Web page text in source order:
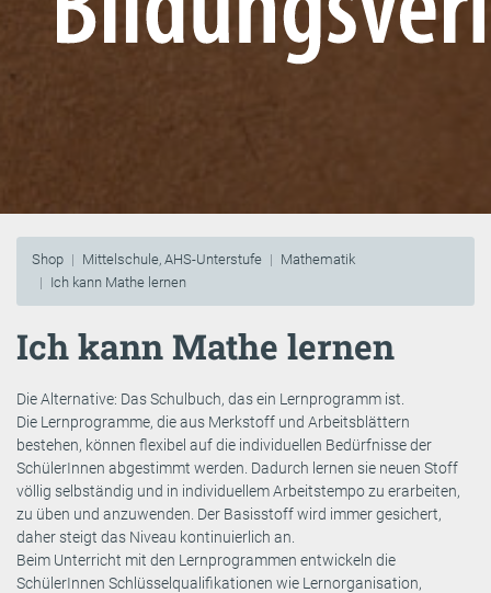
Shop Mittelschule, AHS-Unterstufe
Mathematik
Ich kann Mathe lernen
Ich kann Mathe lernen
Die Alternative: Das Schulbuch, das ein Lernprogramm ist.
Die Lernprogramme, die aus Merkstoff und Arbeitsblättern
bestehen, können flexibel auf die individuellen Bedürfnisse der
SchülerInnen abgestimmt werden. Dadurch lernen sie neuen Stoff
völlig selbständig und in individuellem Arbeitstempo zu erarbeiten,
zu üben und anzuwenden. Der Basisstoff wird immer gesichert,
daher steigt das Niveau kontinuierlich an.
Beim Unterricht mit den Lernprogrammen entwickeln die
SchülerInnen Schlüsselqualifikationen wie Lernorganisation,